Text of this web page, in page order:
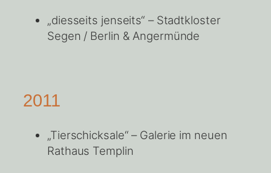
„diesseits jenseits“ – Stadtkloster
Segen / Berlin & Angermünde
2011
„Tierschicksale“ – Galerie im neuen
Rathaus Templin